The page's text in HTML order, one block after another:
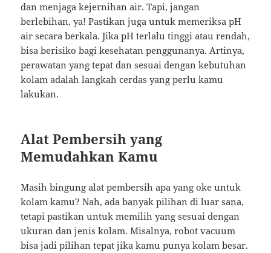
dan menjaga kejernihan air. Tapi, jangan
berlebihan, ya! Pastikan juga untuk memeriksa pH
air secara berkala. Jika pH terlalu tinggi atau rendah,
bisa berisiko bagi kesehatan penggunanya. Artinya,
perawatan yang tepat dan sesuai dengan kebutuhan
kolam adalah langkah cerdas yang perlu kamu
lakukan.
Alat Pembersih yang
Memudahkan Kamu
Masih bingung alat pembersih apa yang oke untuk
kolam kamu? Nah, ada banyak pilihan di luar sana,
tetapi pastikan untuk memilih yang sesuai dengan
ukuran dan jenis kolam. Misalnya, robot vacuum
bisa jadi pilihan tepat jika kamu punya kolam besar.